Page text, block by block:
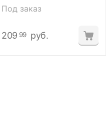
Под заказ
209 99 руб.